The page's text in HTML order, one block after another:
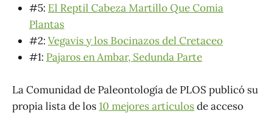
#5: El Reptil Cabeza Martillo QueComia
Plantas
#2: Vegavis y los Bocinazos del Cretaceo
#1: Pajaros en Ambar, Sedunda Parte
La Comunidad de Paleontología de PLOS publicó su
propia lista de los10 mejores artículosde acceso